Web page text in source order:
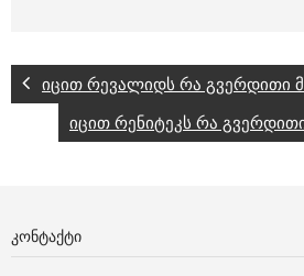
იცით რევალიდს რა გვერდითი
იცით რენიტეკს რა
ᲙᲝᲜᲢᲐᲥᲢᲘ